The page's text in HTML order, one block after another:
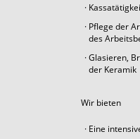
Pflege der
des
Glasieren,
der Keramik
Wir bieten
Eine